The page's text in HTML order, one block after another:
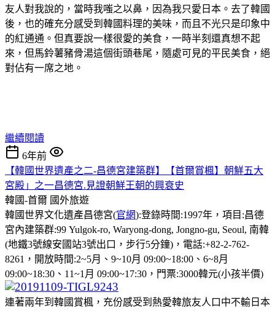
友人對我說的，當時我嗤之以鼻，因為我只愛日本。去了韓國
後，也的確充分感受到韓國料理的美味，而且不光只是印象中
的紅通通。但真要說一樣很愛的美食，一時半刻還真想不起
來，但馬鈴薯豬骨湯這個街頭巷尾，隨處可見的平民美食，絕
對佔有一席之地。
繼續閱讀
6年前
【韓國世界遺產之二-昌德宮建築群】【首爾賞楓】朝鮮五大
宮殿」之一昌德宮.見證朝鮮王朝的興衰史
韓國-首爾 國外旅遊
韓國世界文化遺產昌德宮(官網):登錄時間:1997年，項目:昌德
宮內建築群:99 Yulgok-ro, Waryong-dong, Jongno-gu, Seoul, 南韓
(地鐵3號線安國站3號出口，步行5分鐘)，電話:+82-2-762-
8261，開放時間:2~5月、9~10月 09:00~18:00、6~8月
09:00~18:30、11~1月 09:00~17:30，門票:3000韓元(小孩半價)
連著兩年到韓國賞楓，充份感受到熱愛韓旅友人口中不輸日本